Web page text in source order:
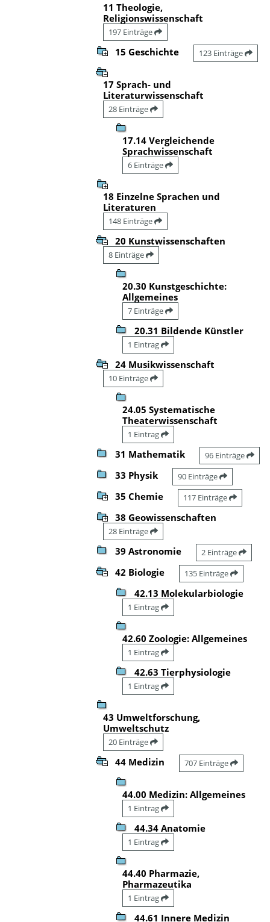
11 Theologie,
Religionswissenschaft
197 Einträge
15 Geschichte 123 Einträge
17 Sprach- und
Literaturwissenschaft
28 Einträge
17.14 Vergleichende
Sprachwissenschaft
6 Einträge
18 Einzelne Sprachen und
Literaturen
148 Einträge
20 Kunstwissenschaften
8 Einträge
20.30 Kunstgeschichte:
Allgemeines
7 Einträge
20.31 Bildende Künstler
1 Eintrag
24 Musikwissenschaft
10 Einträge
24.05 Systematische
Theaterwissenschaft
1 Eintrag
31 Mathematik 96 Einträge
33 Physik 90 Einträge
35 Chemie 117 Einträge
38 Geowissenschaften
28 Einträge
39 Astronomie 2 Einträge
42 Biologie 135 Einträge
42.13 Molekularbiologie
1 Eintrag
42.60 Zoologie: Allgemeines
1 Eintrag
42.63 Tierphysiologie
1 Eintrag
43 Umweltforschung,
Umweltschutz
20 Einträge
44 Medizin 707 Einträge
44.00 Medizin: Allgemeines
1 Eintrag
44.34 Anatomie
1 Eintrag
44.40 Pharmazie,
Pharmazeutika
1 Eintrag
44.61 Innere Medizin